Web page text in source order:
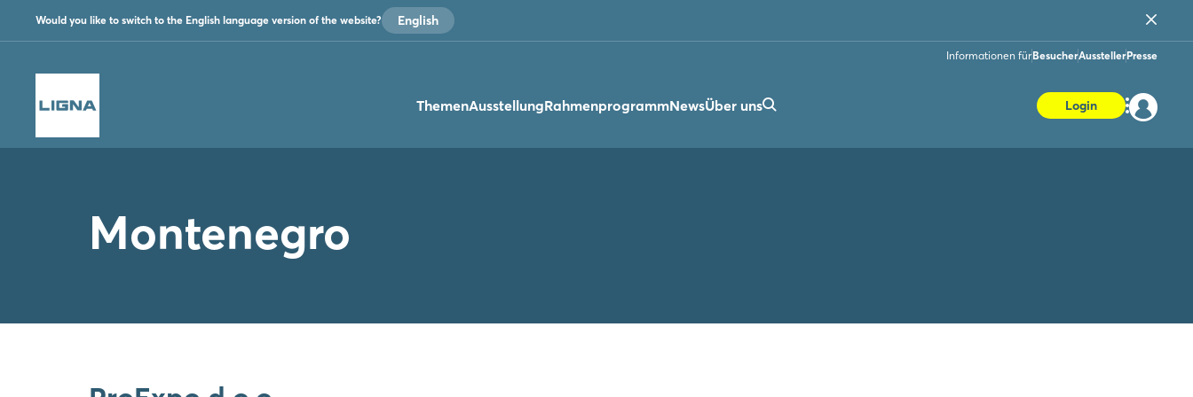
Would you like to switch to the English language version of the website? English
Informationen fürBesucherAusstellerPresse
ThemenAusstellungRahmenprogrammNewsÜber uns Login
Montenegro